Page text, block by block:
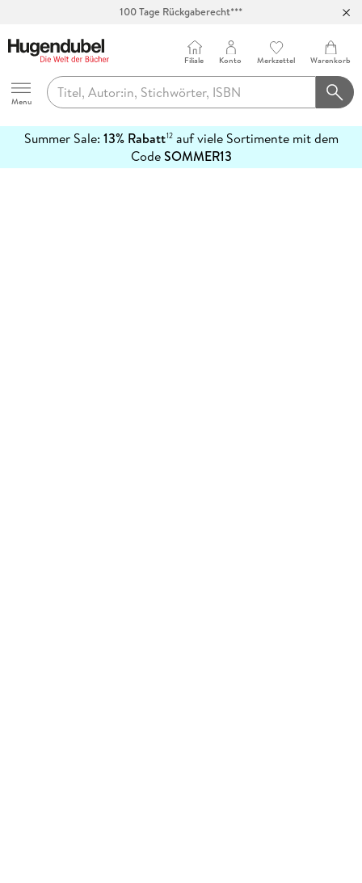
100 Tage Rückgaberecht***
Hugendubel
Menu
Filiale Konto Merkzettel Warenkorb
Summer Sale: 13% Rabatt12auf viele Sortimente mit dem
CodeSOMMER13
erfahren